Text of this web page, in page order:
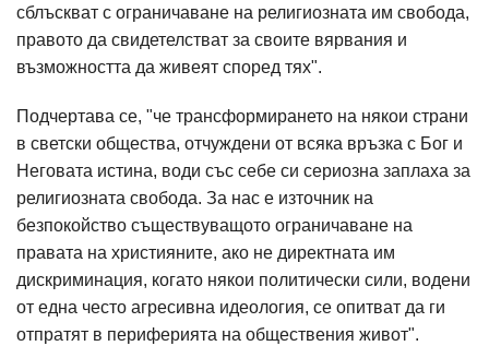
сблъскват с ограничаване на религиозната им свобода,
правото да свидетелстват за своите вярвания и
възможността да живеят според тях".
Подчертава се, "че трансформирането на някои страни
в светски общества, отчуждени от всяка връзка с Бог и
Неговата истина, води със себе си сериозна заплаха за
религиозната свобода. За нас е източник на
безпокойство съществуващото ограничаване на
правата на християните, ако не директната им
дискриминация, когато някои политически сили, водени
от една често агресивнa идеология, се опитват да ги
отпратят в периферията на обществения живот".